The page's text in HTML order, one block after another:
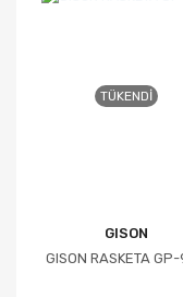
TÜKENDI
GISON
GISON RASKETA